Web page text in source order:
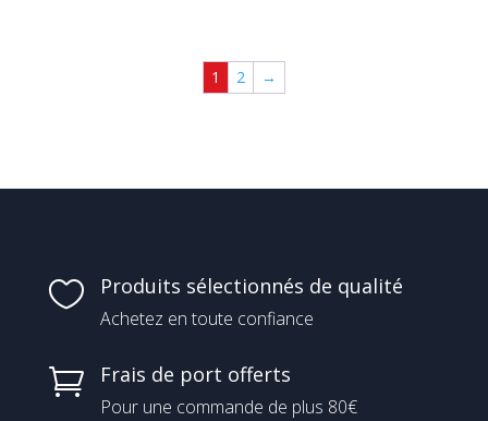
1 2 →
 Produits sélectionnés de qualité
Achetez en toute confiance
 Frais de port offerts
Pour une commande de plus 80€